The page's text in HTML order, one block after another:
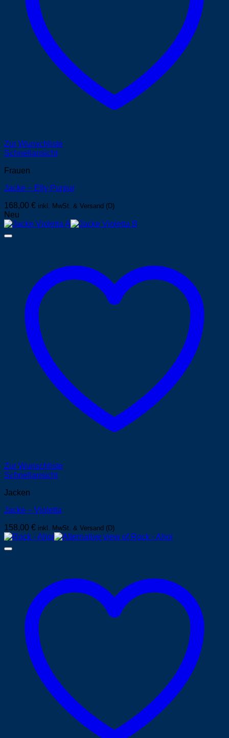
Zur Wunschliste
Schnellansicht
Frauen
Jacke – Elly Purpur
168,00 € inkl. MwSt. & Versand (D)
Neu
Zur Wunschliste
Schnellansicht
Jacken
Jacke – Violetta
158,00 € inkl. MwSt. & Versand (D)